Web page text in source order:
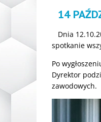
14
Dnia
spotkanie
Po
Dyrektor
zawodowych.